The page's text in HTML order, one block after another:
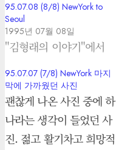
95.07.08 (8/8) NewYork to
Seoul
1995년 07월 08일
"김형래의 이야기"에서
95.07.07 (7/8) NewYork 마지
막에 가까웠던 사진
괜찮게 나온 사진 중에 하
나라는 생각이 들었던 사
진. 젊고 활기차고 희망적